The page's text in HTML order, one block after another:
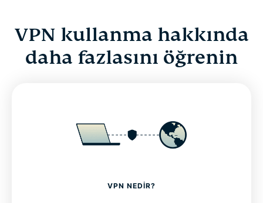
VPN kullanma hakkında
daha fazlasını öğrenin
VPN NEDIR?